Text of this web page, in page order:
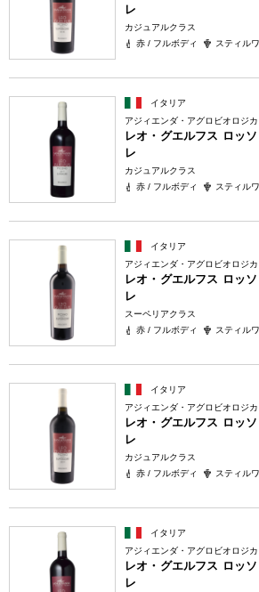
レ
カジュアルクラス
赤 / フルボディ
スティル
イタリア
アジィエンダ・アグロビオロジ
レオ・グエルフス ロッ
レ
カジュアルクラス
赤 / フルボディ
スティル
イタリア
アジィエンダ・アグロビオロジ
レオ・グエルフス ロッ
レ
スーペリアクラス
赤 / フルボディ
スティル
イタリア
アジィエンダ・アグロビオロジ
レオ・グエルフス ロッ
レ
カジュアルクラス
赤 / フルボディ
スティル
イタリア
アジィエンダ・アグロビオロジ
レオ・グエルフス ロッ
レ